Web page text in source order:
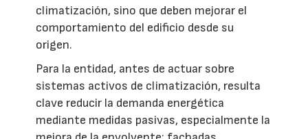
climatización, sino que deben mejorar el
comportamiento del edificio desde su
origen.
Para la entidad, antes de actuar sobre
sistemas activos de climatización, resulta
clave reducir la demanda energética
mediante medidas pasivas, especialmente la